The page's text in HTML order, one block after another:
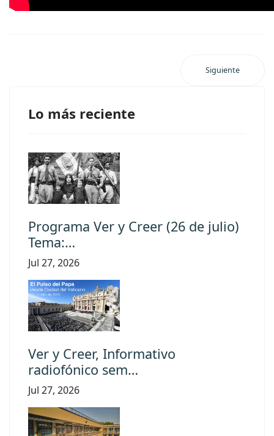
Siguiente
Lo más reciente
Programa Ver y Creer (26 de julio)
Tema:…
Jul 27, 2026
Ver y Creer, Informativo
radiofónico sem…
Jul 27, 2026